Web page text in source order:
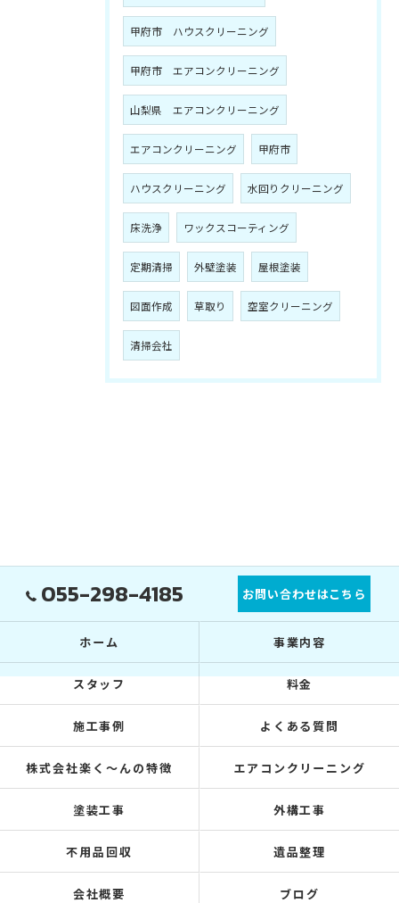
甲府市 ハウスクリーニング
甲府市 エアコンクリーニング
山梨県 エアコンクリーニング
エアコンクリーニング 甲府市
ハウスクリーニング 水回りクリーニング
床洗浄 ワックスコーティング
定期清掃 外壁塗装 屋根塗装
図面作成 草取り 空室クリーニング
清掃会社
055-298-4185 お問い合わせはこちら
ホーム 事業内容
スタッフ 料金
施工事例 よくある質問
株式会社楽く～んの特徴 エアコンクリーニング
塗装工事 外構工事
不用品回収 遺品整理
会社概要 ブログ